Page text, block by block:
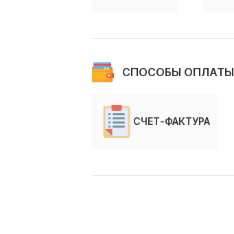
СПОСОБЫ ОПЛАТЫ
СЧЕТ-ФАКТУРА